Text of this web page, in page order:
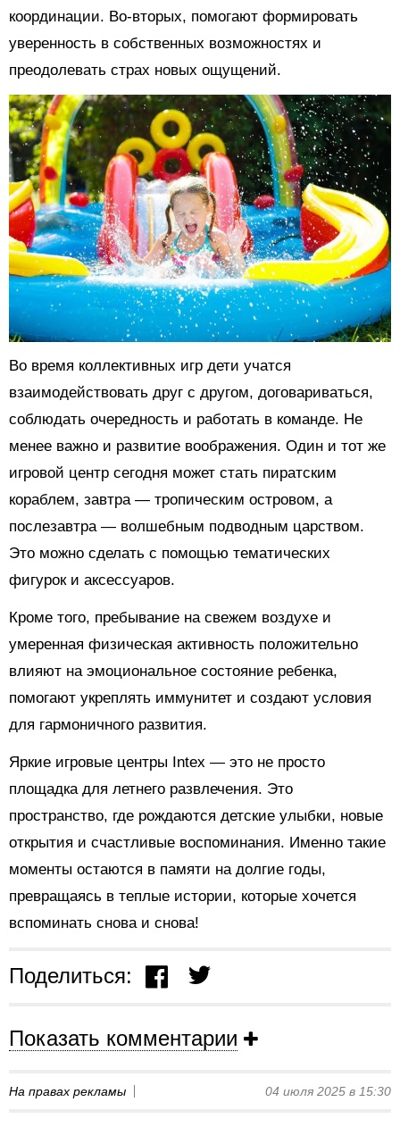
координации. Во-вторых, помогают формировать
уверенность в собственных возможностях и
преодолевать страх новых ощущений.
Во время коллективных игр дети учатся
взаимодействовать друг с другом, договариваться,
соблюдать очередность и работать в команде. Не
менее важно и развитие воображения. Один и тот же
игровой центр сегодня может стать пиратским
кораблем, завтра — тропическим островом, а
послезавтра — волшебным подводным царством.
Это можно сделать с помощью тематических
фигурок и аксессуаров.
Кроме того, пребывание на свежем воздухе и
умеренная физическая активность положительно
влияют на эмоциональное состояние ребенка,
помогают укреплять иммунитет и создают условия
для гармоничного развития.
Яркие игровые центры Intex — это не просто
площадка для летнего развлечения. Это
пространство, где рождаются детские улыбки, новые
открытия и счастливые воспоминания. Именно такие
моменты остаются в памяти на долгие годы,
превращаясь в теплые истории, которые хочется
вспоминать снова и снова!
Поделиться:
Показать комментарии
На правах рекламы 04 июля 2025 в 15:30